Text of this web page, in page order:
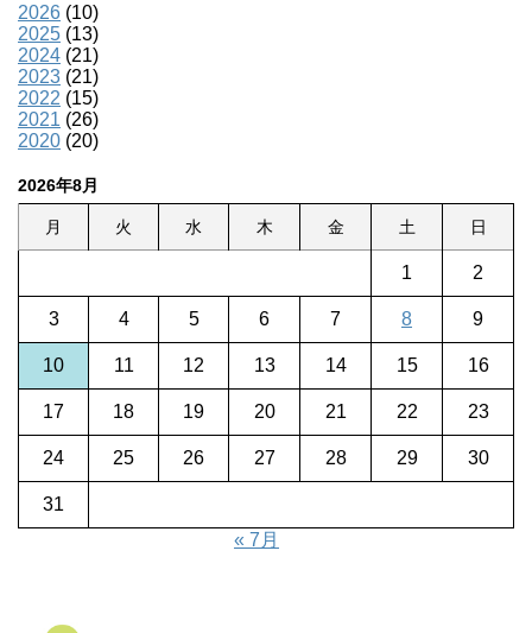
2026 (10)
2025 (13)
2024 (21)
2023 (21)
2022 (15)
2021 (26)
2020 (20)
2026年8月
月 火 水 木 金 土 日
1 2
3 4 5 6 7 8 9
10 11 12 13 14 15 16
17 18 19 20 21 22 23
24 25 26 27 28 29 30
31
« 7月